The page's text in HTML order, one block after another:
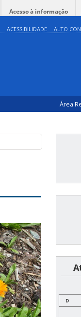
Acesso à informação
ACESSIBILIDADE ALTO
Área
D